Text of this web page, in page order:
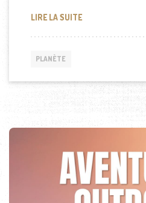
LIRE LA SUITECOMMENT EST
PLANÈTE